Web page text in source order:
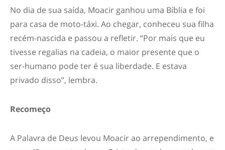
No dia de sua saída, Moacir ganhou uma Bíblia e foi
para casa de moto-táxi. Ao chegar, conheceu sua filha
recém-nascida e passou a refletir. “Por mais que eu
tivesse regalias na cadeia, o maior presente que o
ser-humano pode ter é sua liberdade. E estava
privado disso”, lembra.
Recomeço
A Palavra de Deus levou Moacir ao arrependimento, e